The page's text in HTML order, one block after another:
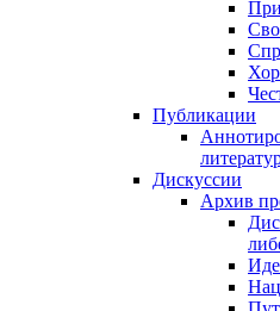
Публикации
Дискуссии
Архив